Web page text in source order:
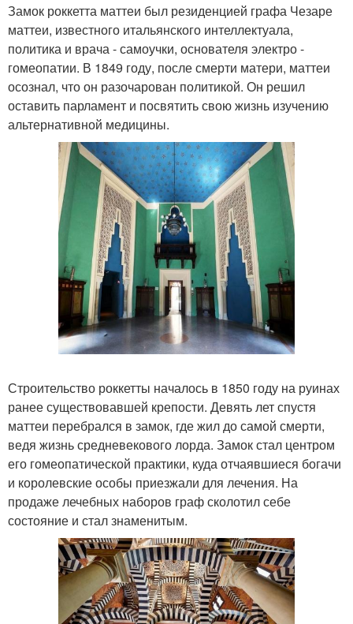
Замок роккетта маттеи был резиденцией графа Чезаре
маттеи, известного итальянского интеллектуала,
политика и врача - самоучки, основателя электро -
гомеопатии. В 1849 году, после смерти матери, маттеи
осознал, что он разочарован политикой. Он решил
оставить парламент и посвятить свою жизнь изучению
альтернативной медицины.
Строительство роккетты началось в 1850 году на руинах
ранее существовавшей крепости. Девять лет спустя
маттеи перебрался в замок, где жил до самой смерти,
ведя жизнь средневекового лорда. Замок стал центром
его гомеопатической практики, куда отчаявшиеся богачи
и королевские особы приезжали для лечения. На
продаже лечебных наборов граф сколотил себе
состояние и стал знаменитым.